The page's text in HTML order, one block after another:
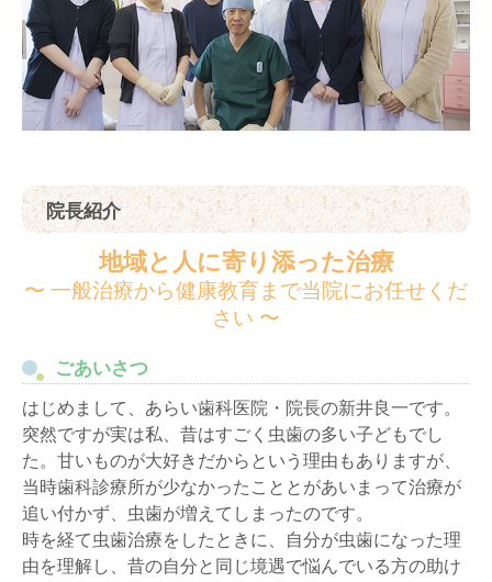
院長紹介
地域と人に寄り添った治療
〜 一般治療から健康教育まで当院にお任せくだ
さい 〜
ごあいさつ
はじめまして、あらい歯科医院・院長の新井良一です。
突然ですが実は私、昔はすごく虫歯の多い子どもでし
た。甘いものが大好きだからという理由もありますが、
当時歯科診療所が少なかったこととがあいまって治療が
追い付かず、虫歯が増えてしまったのです。
時を経て虫歯治療をしたときに、自分が虫歯になった理
由を理解し、昔の自分と同じ境遇で悩んでいる方の助け